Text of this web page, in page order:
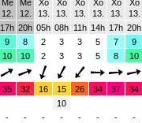
Me
12.
Me
12.
Xo
13.
Xo
13.
Xo
13.
Xo
13.
Xo
13.
Xo
13.
17h 20h 05h 08h 11h 14h 17h 20h
9 8 2 3 3 5 7 9
10 10 2 3 3 5 8 10
35 32 16 15 26 34 37 34
10
- - - - - - - -